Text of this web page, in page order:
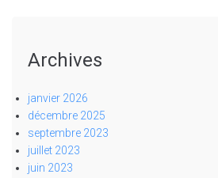
Archives
janvier 2026
décembre 2025
septembre 2023
juillet 2023
juin 2023